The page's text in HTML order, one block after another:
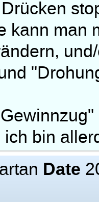
kann man
bin
Date